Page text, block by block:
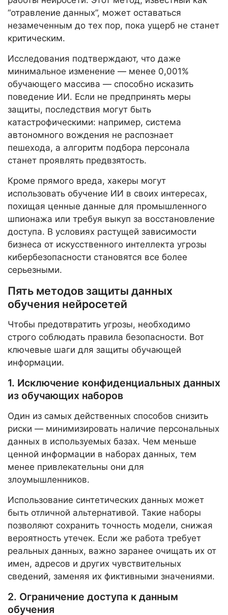
“отравление данных”, может оставаться
незамеченным до тех пор, пока ущерб не станет
критическим.
Исследования подтверждают, что даже
минимальное изменение — менее 0,001%
обучающего массива — способно исказить
поведение ИИ. Если не предпринять меры
защиты, последствия могут быть
катастрофическими: например, система
автономного вождения не распознает
пешехода, а алгоритм подбора персонала
станет проявлять предвзятость.
Кроме прямого вреда, хакеры могут
использовать обучение ИИ в своих интересах,
похищая ценные данные для промышленного
шпионажа или требуя выкуп за восстановление
доступа. В условиях растущей зависимости
бизнеса от искусственного интеллекта угрозы
кибербезопасности становятся все более
серьезными.
Пять методов защиты данных
обучения нейросетей
Чтобы предотвратить угрозы, необходимо
строго соблюдать правила безопасности. Вот
ключевые шаги для защиты обучающей
информации.
1. Исключение конфиденциальных данных
из обучающих наборов
Один из самых действенных способов снизить
риски — минимизировать наличие персональных
данных в используемых базах. Чем меньше
ценной информации в наборах данных, тем
менее привлекательны они для
злоумышленников.
Использование синтетических данных может
быть отличной альтернативой. Такие наборы
позволяют сохранить точность модели, снижая
вероятность утечек. Если же работа требует
реальных данных, важно заранее очищать их от
имен, адресов и других чувствительных
сведений, заменяя их фиктивными значениями.
2. Ограничение доступа к данным
обучения